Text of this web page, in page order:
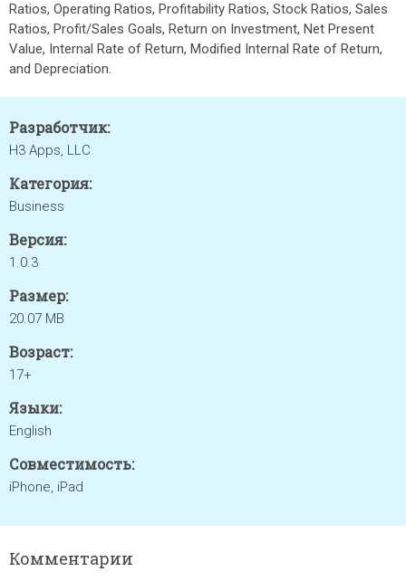
Ratios, Operating Ratios, Profitability Ratios, Stock Ratios, Sales
Ratios, Profit/Sales Goals, Return on Investment, Net Present
Value, Internal Rate of Return, Modified Internal Rate of Return,
and Depreciation.
Разработчик:
H3 Apps, LLC
Категория:
Business
Версия:
1.0.3
Размер:
20.07 MB
Возраст:
17+
Языки:
English
Совместимость:
iPhone, iPad
Комментарии